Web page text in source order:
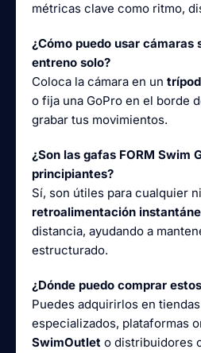
métricas clave como ritmo,
¿Cómo puedo usar cámaras
entreno solo?
Coloca la cámara en un
o fija una GoPro en el borde
grabar tus movimientos.
¿Son las gafas FORM Swim
principiantes?
Sí, son útiles para cualquier
retroalimentación
distancia, ayudando a
estructurado.
¿Dónde puedo comprar
Puedes adquirirlos en
especializados, plataformas
SwimOutlet o distribuidores